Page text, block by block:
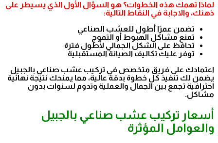
لماذا تهمك هذه الخطوات؟ هو السؤال الأول الذي يسيطر على
ذهنك، والاجابة في النقاط التالية:
تضمن عمرًا أطول للعشب الصناعي
تمنع مشاكل الهبوط أو التموج
تحافظ على الشكل الجمالي لأطول فترة
توفر عليك تكاليف الصيانة المستقبلية
اعتمادك على فريق متخصص في تركيب عشب صناعي بالجبيل
يضمن لك تنفيذ كل خطوة بدقة عالية، مما يمنحك نتيجة نهائية
احترافية تجمع بين الجمال والعملية وتدوم لسنوات بدون
مشاكل.
أسعار تركيب عشب صناعي بالجبيل
والعوامل المؤثرة